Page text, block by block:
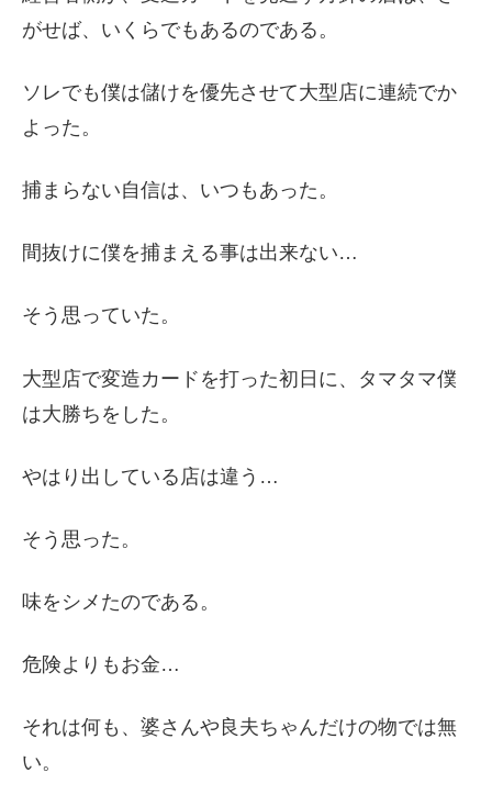
がせば、いくらでもあるのである。
ソレでも僕は儲けを優先させて大型店に連続でか
よった。
捕まらない自信は、いつもあった。
間抜けに僕を捕まえる事は出来ない…
そう思っていた。
大型店で変造カードを打った初日に、タマタマ僕
は大勝ちをした。
やはり出している店は違う…
そう思った。
味をシメたのである。
危険よりもお金…
それは何も、婆さんや良夫ちゃんだけの物では無
い。